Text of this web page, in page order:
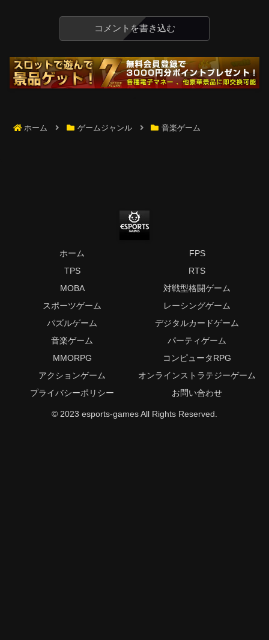
コメントを書き込む
ホーム ゲームジャンル 音楽ゲーム
ホーム
FPS
TPS
RTS
MOBA
対戦型格闘ゲーム
スポーツゲーム
レーシングゲーム
パズルゲーム
デジタルカードゲーム
音楽ゲーム
パーティゲーム
MMORPG
コンピュータRPG
アクションゲーム
オンラインストラテジーゲーム
プライバシーポリシー
お問い合わせ
© 2023 esports-games All Rights Reserved.